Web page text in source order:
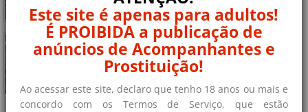
amigo......
+ 9 fotos privadas
Rapariga solteira para contactos em setúbal
sou uma garota bonita e sexy não tenho
companheiro......
Este site é apenas para adultos!
É PROIBIDA a publicação de
anúncios de Acompanhantes e
Prostituição!
Ao acessar este site, declaro que tenho 18 anos ou mais e
concordo com os Termos de Serviço, que estão